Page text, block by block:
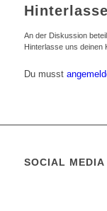
An der Diskussion
Hinterlasse uns deinen
Du musst
SOCIAL MEDIA